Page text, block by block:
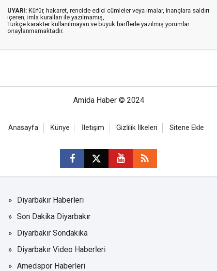
UYARI: Küfür, hakaret, rencide edici cümleler veya imalar, inançlara saldırı
içeren, imla kuralları ile yazılmamış,
Türkçe karakter kullanılmayan ve büyük harflerle yazılmış yorumlar
onaylanmamaktadır.
Amida Haber © 2024
Anasayfa Künye İletişim Gizlilik İlkeleri Sitene Ekle
Diyarbakır Haberleri
Son Dakika Diyarbakır
Diyarbakır Sondakika
Diyarbakır Video Haberleri
Amedspor Haberleri